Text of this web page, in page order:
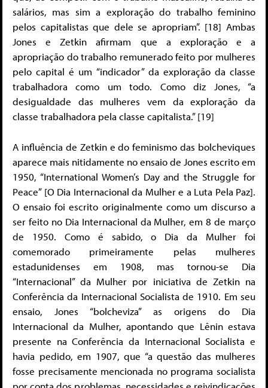
salários, mas sim a exploração do trabalho feminino
pelos capitalistas que dele se apropriam”. [18] Ambas
Jones e Zetkin afirmam que a exploração e a
apropriação do trabalho remunerado feito por mulheres
pelo capital é um “indicador” da exploração da classe
trabalhadora como um todo. Como diz Jones, “a
desigualdade das mulheres vem da exploração da
classe trabalhadora pela classe capitalista.” [19]
A influência de Zetkin e do feminismo das bolcheviques
aparece mais nitidamente no ensaio de Jones escrito em
1950, “International Women’s Day and the Struggle for
Peace” [O Dia Internacional da Mulher e a Luta Pela Paz].
O ensaio foi escrito originalmente como um discurso a
ser feito no Dia Internacional da Mulher, em 8 de março
de 1950. Como é sabido, o Dia da Mulher foi
comemorado primeiramente pelas mulheres
estadunidenses em 1908, mas tornou-se Dia
“Internacional” da Mulher por iniciativa de Zetkin na
Conferência da Internacional Socialista de 1910. Em seu
ensaio, Jones “bolcheviza” as origens do Dia
Internacional da Mulher, apontando que Lênin estava
presente na Conferência da Internacional Socialista e
havia pedido, em 1907, que “a questão das mulheres
fosse precisamente mencionada no programa socialista